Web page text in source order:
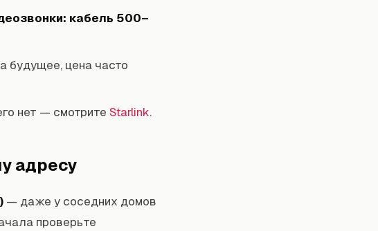
кабель 500–
будущее, цена часто
нет — смотрите Starlink.
адресу
— даже у соседних домов
проверьте